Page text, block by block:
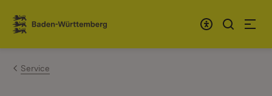
Zum Inhalt springen
Link zur Startseite
Service